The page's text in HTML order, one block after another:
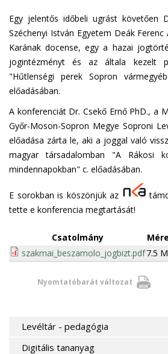
Egy jelentős időbeli ugrást követően
Széchenyi István Egyetem Deák
Karának docense, egy a hazai
jogintézményt és az általa kezelt
"Hűtlenségi perek Sopron
előadásában.
A konferenciát Dr. Csekő Ernő PhD., a
Győr-Moson-Sopron Megye Soproni
előadása zárta le, aki a joggal való
magyar társadalomban "A Rákosi
mindennapokban" c. előadásában.
E sorokban is köszönjük az
tette e konferencia megtartását!
Csatolmány
szakmai_beszamolo_jogbizt.pdf7.5
Nyomtatóbarát változat
Levéltár - pedagógia
Digitális tananyag